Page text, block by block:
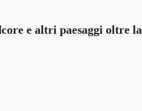
e altri paesaggi oltre la